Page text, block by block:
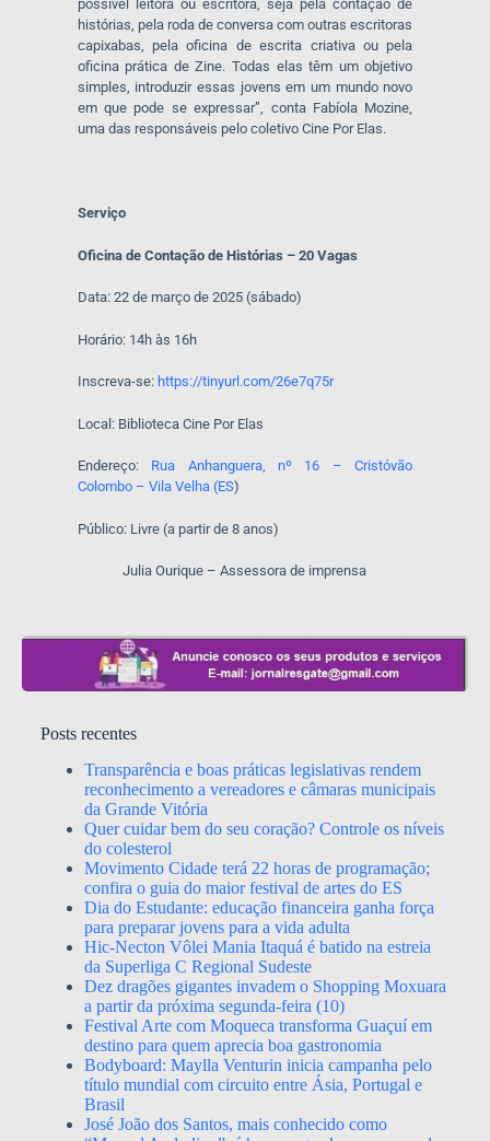
possível leitora ou escritora, seja pela contação de
histórias, pela roda de conversa com outras escritoras
capixabas, pela oficina de escrita criativa ou pela
oficina prática de Zine. Todas elas têm um objetivo
simples, introduzir essas jovens em um mundo novo
em que pode se expressar”, conta Fabíola Mozine,
uma das responsáveis pelo coletivo Cine Por Elas.
Serviço
Oficina de Contação de Histórias – 20 Vagas
Data: 22 de março de 2025 (sábado)
Horário: 14h às 16h
Inscreva-se: https://tinyurl.com/26e7q75r
Local: Biblioteca Cine Por Elas
Endereço: Rua Anhanguera, nº 16 – Cristóvão
Colombo – Vila Velha (ES)
Público: Livre (a partir de 8 anos)
Julia Ourique – Assessora de imprensa
Posts recentes
Transparência e boas práticas legislativas rendem
reconhecimento a vereadores e câmaras municipais
da Grande Vitória
Quer cuidar bem do seu coração? Controle os níveis
do colesterol
Movimento Cidade terá 22 horas de programação;
confira o guia do maior festival de artes do ES
Dia do Estudante: educação financeira ganha força
para preparar jovens para a vida adulta
Hic-Necton Vôlei Mania Itaquá é batido na estreia
da Superliga C Regional Sudeste
Dez dragões gigantes invadem o Shopping Moxuara
a partir da próxima segunda-feira (10)
Festival Arte com Moqueca transforma Guaçuí em
destino para quem aprecia boa gastronomia
Bodyboard: Maylla Venturin inicia campanha pelo
título mundial com circuito entre Ásia, Portugal e
Brasil
José João dos Santos, mais conhecido como